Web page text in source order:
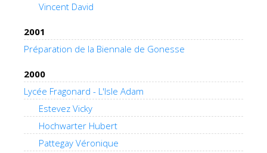
Vincent David
2001
Préparation de la Biennale de Gonesse
2000
Lycée Fragonard - L'Isle Adam
Estevez Vicky
Hochwarter Hubert
Pattegay Véronique